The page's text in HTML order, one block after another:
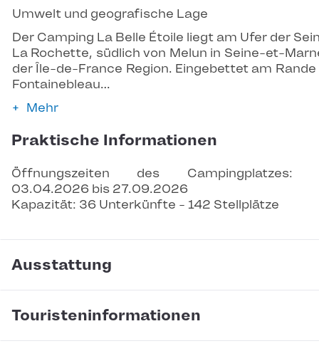
Umwelt und geografische Lage
Der Camping La Belle Étoile liegt am Ufer der
La Rochette, südlich von Melun in Seine-et-
der Île-de-France Region. Eingebettet am Rande
Fontainebleau…
Mehr
Praktische Informationen
Öffnungszeiten des Campingplatzes:
03.04.2026 bis 27.09.2026
Kapazität: 36 Unterkünfte - 142 Stellplätze
Ausstattung
Touristeninformationen